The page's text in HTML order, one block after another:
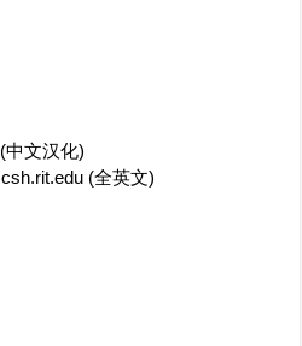
中文汉化)
(全英文)